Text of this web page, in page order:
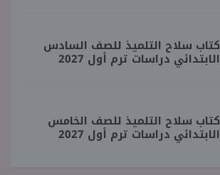
كتاب سلاح التلميذ للصف السادس
الابتدائي دراسات ترم أول 2027
كتاب سلاح التلميذ للصف الخامس
الابتدائي دراسات ترم أول 2027